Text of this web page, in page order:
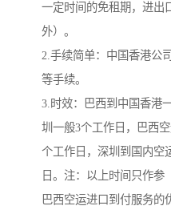
一定时间的免租期，进出
外）。
2.手续简单：中国香港公
等手续。
3.时效：巴西到中国香港
圳一般3个工作日，巴西
个工作日，深圳到国内空
日。注：以上时间只作参
巴西空运进口到付服务的